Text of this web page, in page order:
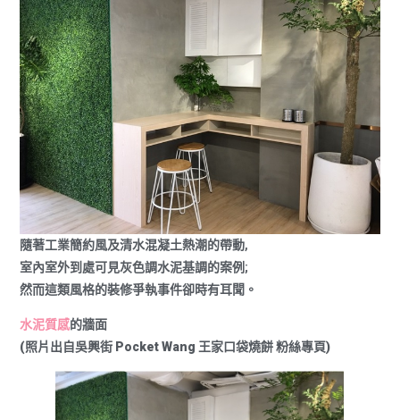
隨著工業簡約風及清水混凝土熱潮的帶動,
室內室外到處可見灰色調水泥基調的案例;
然而這類風格的裝修爭執事件卻時有耳聞。
水泥質感的牆面
(照片出自吳興街 Pocket Wang 王家口袋燒餅 粉絲專頁)